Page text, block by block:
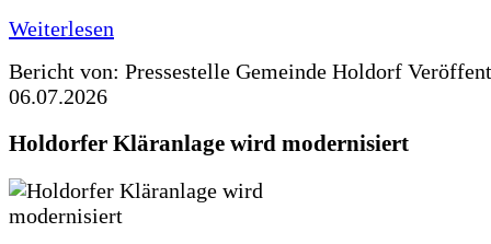
Weiterlesen
Bericht von: Pressestelle Gemeinde Holdorf
06.07.2026
Holdorfer Kläranlage wird modernisiert